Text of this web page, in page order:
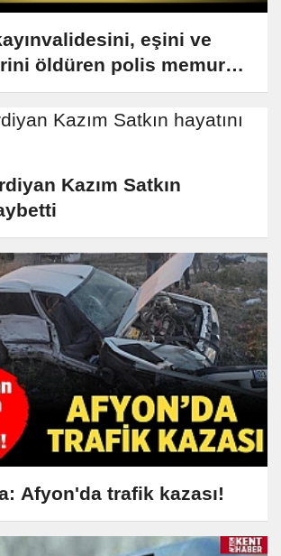
eşini ve
öldüren polis memuru
Kazım Satkın
Afyon'da trafik kazası!